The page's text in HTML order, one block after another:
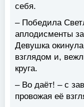
себя.
– Победила
аплодисменты
Девушка
взглядом и,
круга.
– Во даёт! – с
провожая её